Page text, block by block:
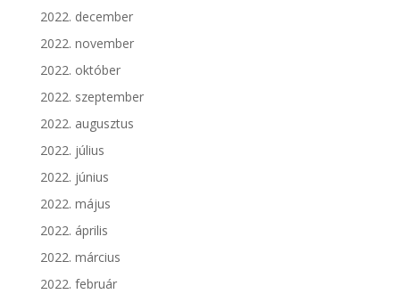
2022. december
2022. november
2022. október
2022. szeptember
2022. augusztus
2022. július
2022. június
2022. május
2022. április
2022. március
2022. február